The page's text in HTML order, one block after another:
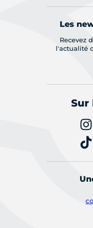
Les
Recevez
l'actualité
Sur